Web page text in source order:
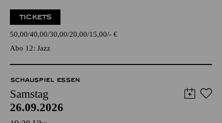
TICKETS
50,00 40,00 30,00 20,00 15,00 - €
Abo 12: Jazz
SCHAUSPIEL ESSEN
Samstag
26.09.2026